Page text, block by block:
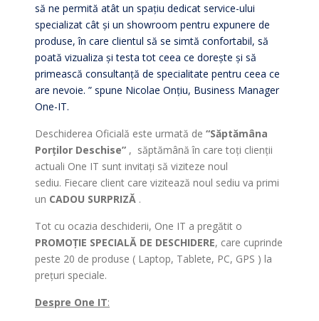
să ne permită atât un spațiu dedicat service-ului
specializat cât și un showroom pentru expunere de
produse, în care clientul să se simtă confortabil, să
poată vizualiza și testa tot ceea ce dorește și să
primească consultanță de specialitate pentru ceea ce
are nevoie. ” spune Nicolae Onţiu, Business Manager
One-IT.
Deschiderea Oficială este urmată de “Săptămâna
Porților Deschise” , săptămână în care toți clienții
actuali One IT sunt invitați să viziteze noul
sediu. Fiecare client care vizitează noul sediu va primi
un CADOU SURPRIZĂ .
Tot cu ocazia deschiderii, One IT a pregătit o
PROMOȚIE SPECIALĂ DE DESCHIDERE, care cuprinde
peste 20 de produse ( Laptop, Tablete, PC, GPS ) la
prețuri speciale.
Despre One IT: